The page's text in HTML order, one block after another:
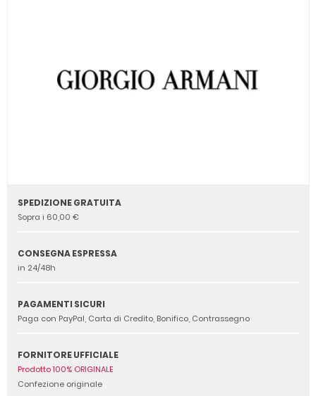
SPEDIZIONE GRATUITA
Sopra i 60,00 €
CONSEGNA ESPRESSA
in 24/48h
PAGAMENTI SICURI
Paga con PayPal, Carta di Credito, Bonifico, Contrassegno
FORNITORE UFFICIALE
Prodotto 100% ORIGINALE
Confezione originale